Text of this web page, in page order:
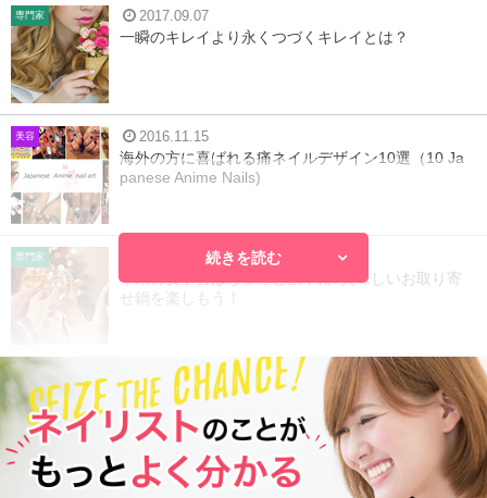
専門家 2017.09.07
一瞬のキレイより永くつづくキレイとは？
美容 2016.11.15
海外の方に喜ばれる痛ネイルデザイン10選（10 Ja
panese Anime Nails)
専門家 2016.12.08
年末の女子会はちょっと豪華に♪美味しいお取り寄
せ鍋を楽しもう！
続きを読む